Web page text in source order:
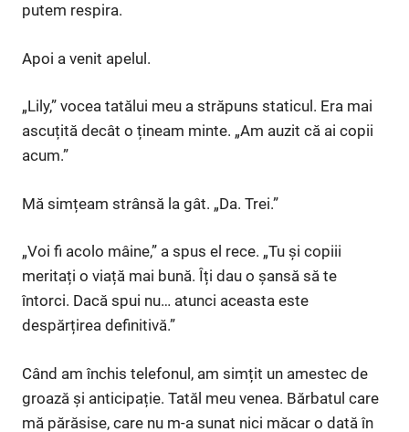
putem respira.
Apoi a venit apelul.
„Lily,” vocea tatălui meu a străpuns staticul. Era mai
ascuțită decât o țineam minte. „Am auzit că ai copii
acum.”
Mă simțeam strânsă la gât. „Da. Trei.”
„Voi fi acolo mâine,” a spus el rece. „Tu și copiii
meritați o viață mai bună. Îți dau o șansă să te
întorci. Dacă spui nu… atunci aceasta este
despărțirea definitivă.”
Când am închis telefonul, am simțit un amestec de
groază și anticipație. Tatăl meu venea. Bărbatul care
mă părăsise, care nu m-a sunat nici măcar o dată în